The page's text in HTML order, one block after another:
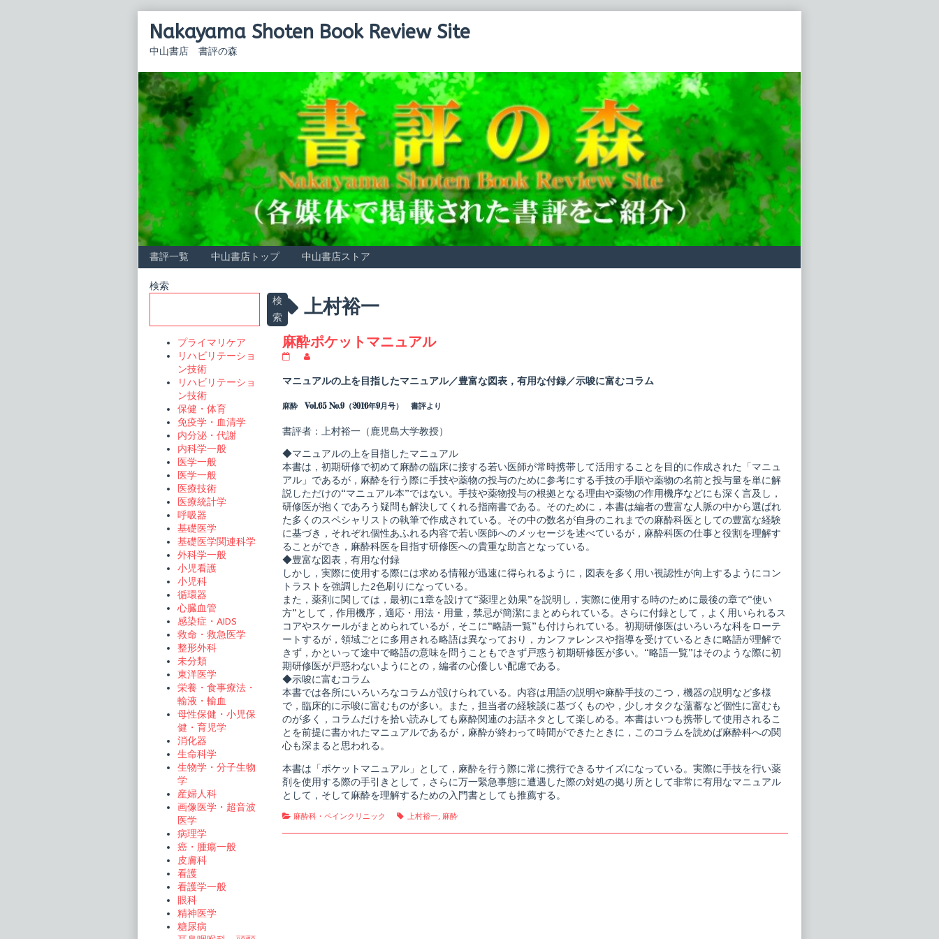
Nakayama Shoten Book Review Site
中山書店 書評の森
書評一覧 中山書店トップ 中山書店ストア
Posts
tagged
上村裕一
麻酔ポケットマニュアル
ポ
ケ
ト
ニ
ア
ル
published
on
posts
by
author
麻
ポ
ケ
ッ
ト
マ
ニ
ュ
ア
ル,
マニュアルの上を目指したマニュアル／豊富な図表，有用な付録／示唆に富むコラム
麻酔 Vol.65 No.9（2016年9月号） 書評より
書評者：上村裕一（鹿児島大学教授）
◆マニュアルの上を目指したマニュアル
本書は，初期研修で初めて麻酔の臨床に接する若い医師が常時携帯して活用することを目的に作成された「マニュ
アル」であるが，麻酔を行う際に手技や薬物の投与のために参考にする手技の手順や薬物の名前と投与量を単に解
説しただけの“マニュアル本”ではない。手技や薬物投与の根拠となる理由や薬物の作用機序などにも深く言及し，
研修医が抱くであろう疑問も解決してくれる指南書である。そのために，本書は編者の豊富な人脈の中から選ばれ
た多くのスペシャリストの執筆で作成されている。その中の数名が自身のこれまでの麻酔科医としての豊富な経験
に基づき，それぞれ個性あふれる内容で若い医師へのメッセージを述べているが，麻酔科医の仕事と役割を理解す
ることができ，麻酔科医を目指す研修医への貴重な助言となっている。
◆豊富な図表，有用な付録
しかし，実際に使用する際には求める情報が迅速に得られるように，図表を多く用い視認性が向上するようにコン
トラストを強調した2色刷りになっている。
また，薬剤に関しては，最初に1章を設けて“薬理と効果”を説明し，実際に使用する時のために最後の章で“使い
方”として，作用機序，適応・用法・用量，禁忌が簡潔にまとめられている。さらに付録として，よく用いられるス
コアやスケールがまとめられているが，そこに“略語一覧”も付けられている。初期研修医はいろいろな科をローテ
ートするが，領域ごとに多用される略語は異なっており，カンファレンスや指導を受けているときに略語が理解で
きず，かといって途中で略語の意味を問うこともできず戸惑う初期研修医が多い。“略語一覧”はそのような際に初
期研修医が戸惑わないようにとの，編者の心優しい配慮である。
◆示唆に富むコラム
本書では各所にいろいろなコラムが設けられている。内容は用語の説明や麻酔手技のこつ，機器の説明など多様
で，臨床的に示唆に富むものが多い。また，担当者の経験談に基づくものや，少しオタクな薀蓄など個性に富むも
のが多く，コラムだけを拾い読みしても麻酔関連のお話ネタとして楽しめる。本書はいつも携帯して使用されるこ
とを前提に書かれたマニュアルであるが，麻酔が終わって時間ができたときに，このコラムを読めば麻酔科への関
心も深まると思われる。
本書は「ポケットマニュアル」として，麻酔を行う際に常に携行できるサイズになっている。実際に手技を行い薬
剤を使用する際の手引きとして，さらに万一緊急事態に遭遇した際の対処の拠り所として非常に有用なマニュアル
として，そして麻酔を理解するための入門書としても推薦する。
Categories
麻酔科・ペインクリニック Tags
上村裕一, 麻酔
Primary
検索
検
索
プライマリケア
リハビリテーショ
ン技術
リハビリテーショ
ン技術
保健・体育
免疫学・血清学
内分泌・代謝
内科学一般
医学一般
医学一般
医療技術
医療統計学
呼吸器
基礎医学
基礎医学関連科学
外科学一般
小児看護
小児科
循環器
心臓血管
感染症・AIDS
救命・救急医学
整形外科
未分類
東洋医学
栄養・食事療法・
輸液・輸血
母性保健・小児保
健・育児学
消化器
生命科学
生物学・分子生物
学
産婦人科
画像医学・超音波
医学
病理学
癌・腫瘍一般
皮膚科
看護
看護学一般
眼科
精神医学
糖尿病